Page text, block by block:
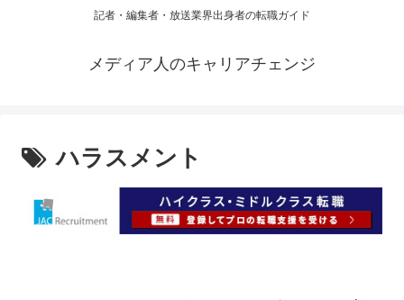
記者・編集者・放送業界出身者の転職ガイド
メディア人のキャリアチェンジ
ハラスメント